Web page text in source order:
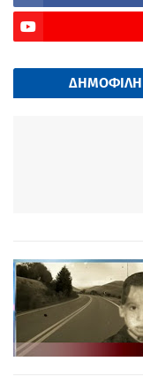
ΔΗΜΟΦΙΛΗ